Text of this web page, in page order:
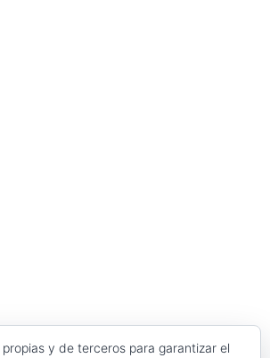
y de terceros para garantizar el